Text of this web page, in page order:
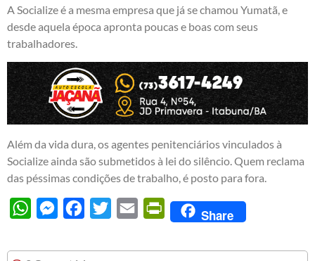
A Socialize é a mesma empresa que já se chamou Yumatã, e
desde aquela época apronta poucas e boas com seus
trabalhadores.
Além da vida dura, os agentes penitenciários vinculados à
Socialize ainda são submetidos à lei do silêncio. Quem reclama
das péssimas condições de trabalho, é posto para fora.
WhatsAppMessengerFacebook
Twitter Email PrintFriendly
Share